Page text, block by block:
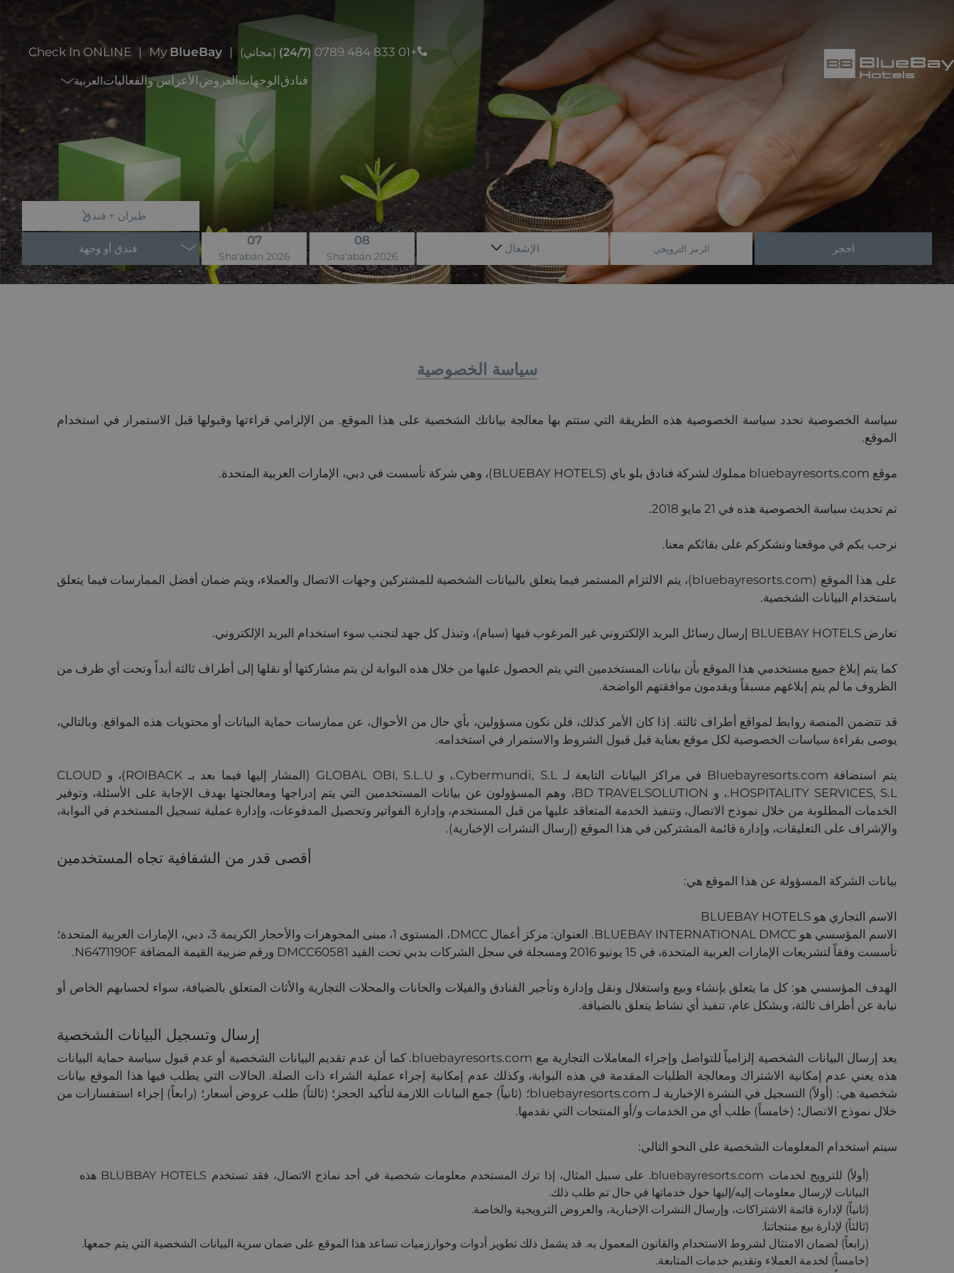
+01 833 484 0789
(24/7) (مجاني) My BlueBay
Check In ONLINE
فنادقالوجهاتالعروضالأعراس والفعالياتالعربية
طيران + فندق
فندق أو وجهة
07
Sha'abán 2026
08
Sha'abán 2026
الإشغال الرمز الترويجي احجز
سياسة الخصوصية
سياسة الخصوصية تحدد سياسة الخصوصية هذه الطريقة التي ستتم بها معالجة بياناتك الشخصية على هذا الموقع. من الإلزامي قراءتها وقبولها قبل الاستمرار في استخدام
الموقع.
موقع bluebayresorts.com مملوك لشركة فنادق بلو باي (BLUEBAY HOTELS)، وهي شركة تأسست في دبي، الإمارات العربية المتحدة.
تم تحديث سياسة الخصوصية هذه في 21 مايو 2018.
نرحب بكم في موقعنا ونشكركم على بقائكم معنا.
على هذا الموقع (bluebayresorts.com)، يتم الالتزام المستمر فيما يتعلق بالبيانات الشخصية للمشتركين وجهات الاتصال والعملاء، ويتم ضمان أفضل الممارسات فيما يتعلق
باستخدام البيانات الشخصية.
تعارض BLUEBAY HOTELS إرسال رسائل البريد الإلكتروني غير المرغوب فيها (سبام)، وتبذل كل جهد لتجنب سوء استخدام البريد الإلكتروني.
كما يتم إبلاغ جميع مستخدمي هذا الموقع بأن بيانات المستخدمين التي يتم الحصول عليها من خلال هذه البوابة لن يتم مشاركتها أو نقلها إلى أطراف ثالثة أبداً وتحت أي ظرف من
الظروف ما لم يتم إبلاغهم مسبقاً ويقدمون موافقتهم الواضحة.
قد تتضمن المنصة روابط لمواقع أطراف ثالثة. إذا كان الأمر كذلك، فلن نكون مسؤولين، بأي حال من الأحوال، عن ممارسات حماية البيانات أو محتويات هذه المواقع. وبالتالي،
يوصى بقراءة سياسات الخصوصية لكل موقع بعناية قبل قبول الشروط والاستمرار في استخدامه.
يتم استضافة Bluebayresorts.com في مراكز البيانات التابعة لـ Cybermundi, S.L.، و GLOBAL OBI, S.L.U (المشار إليها فيما بعد بـ ROIBACK)، و CLOUD
HOSPITALITY SERVICES, S.L.، و BD TRAVELSOLUTION، وهم المسؤولون عن بيانات المستخدمين التي يتم إدراجها ومعالجتها بهدف الإجابة على الأسئلة، وتوفير
الخدمات المطلوبة من خلال نموذج الاتصال، وتنفيذ الخدمة المتعاقد عليها من قبل المستخدم، وإدارة الفواتير وتحصيل المدفوعات، وإدارة عملية تسجيل المستخدم في البوابة،
والإشراف على التعليقات، وإدارة قائمة المشتركين في هذا الموقع (إرسال النشرات الإخبارية).
أقصى قدر من الشفافية تجاه المستخدمين
بيانات الشركة المسؤولة عن هذا الموقع هي:
الاسم التجاري هو BLUEBAY HOTELS
الاسم المؤسسي هو BLUEBAY INTERNATIONAL DMCC. العنوان: مركز أعمال DMCC، المستوى 1، مبنى المجوهرات والأحجار الكريمة 3، دبي، الإمارات العربية المتحدة؛
تأسست وفقاً لتشريعات الإمارات العربية المتحدة، في 15 يونيو 2016 ومسجلة في سجل الشركات بدبي تحت القيد DMCC60581 ورقم ضريبة القيمة المضافة N6471190F.
الهدف المؤسسي هو: كل ما يتعلق بإنشاء وبيع واستغلال ونقل وإدارة وتأجير الفنادق والفيلات والحانات والمحلات التجارية والأثاث المتعلق بالضيافة، سواء لحسابهم الخاص أو
نيابة عن أطراف ثالثة، وبشكل عام، تنفيذ أي نشاط يتعلق بالضيافة.
إرسال وتسجيل البيانات الشخصية
يعد إرسال البيانات الشخصية إلزامياً للتواصل وإجراء المعاملات التجارية مع bluebayresorts.com. كما أن عدم تقديم البيانات الشخصية أو عدم قبول سياسة حماية البيانات
هذه يعني عدم إمكانية الاشتراك ومعالجة الطلبات المقدمة في هذه البوابة، وكذلك عدم إمكانية إجراء عملية الشراء ذات الصلة. الحالات التي يطلب فيها هذا الموقع بيانات
شخصية هي: (أولاً) التسجيل في النشرة الإخبارية لـ bluebayresorts.com؛ (ثانياً) جمع البيانات اللازمة لتأكيد الحجز؛ (ثالثاً) طلب عروض أسعار؛ (رابعاً) إجراء استفسارات من
خلال نموذج الاتصال؛ (خامساً) طلب أي من الخدمات و/أو المنتجات التي نقدمها.
سيتم استخدام المعلومات الشخصية على النحو التالي:
(أولاً) للترويج لخدمات bluebayresorts.com. على سبيل المثال، إذا ترك المستخدم معلومات شخصية في أحد نماذج الاتصال، فقد تستخدم BLUBBAY HOTELS هذه
البيانات لإرسال معلومات إليه/إليها حول خدماتها في حال تم طلب ذلك.
(ثانياً) لإدارة قائمة الاشتراكات، وإرسال النشرات الإخبارية، والعروض الترويجية والخاصة.
(ثالثاً) لإدارة بيع منتجاتنا.
(رابعاً) لضمان الامتثال لشروط الاستخدام والقانون المعمول به. قد يشمل ذلك تطوير أدوات وخوارزميات تساعد هذا الموقع على ضمان سرية البيانات الشخصية التي يتم جمعها.
(خامساً) لخدمة العملاء وتقديم خدمات المتابعة.